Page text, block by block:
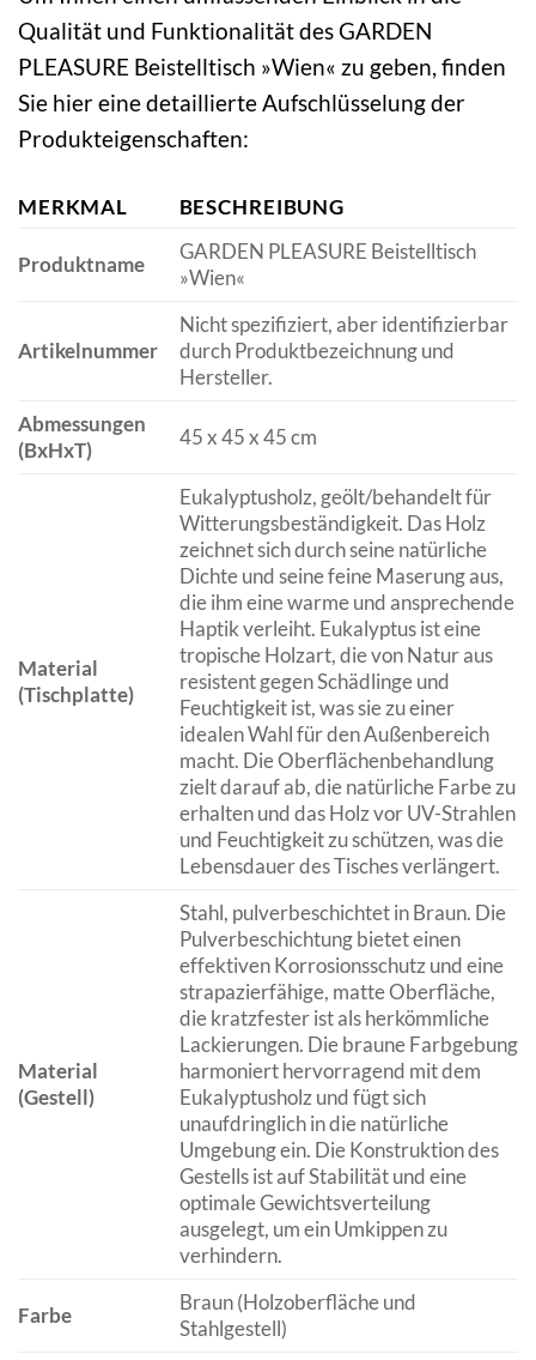
Qualität und Funktionalität des GARDEN
PLEASURE Beistelltisch »Wien« zu geben, finden
Sie hier eine detaillierte Aufschlüsselung der
Produkteigenschaften:
MERKMAL BESCHREIBUNG
Produktname
GARDEN PLEASURE Beistelltisch
»Wien«
Artikelnummer
Nicht spezifiziert, aber identifizierbar
durch Produktbezeichnung und
Hersteller.
Abmessungen
(BxHxT)
45 x 45 x 45 cm
Material
(Tischplatte)
Eukalyptusholz, geölt/behandelt für
Witterungsbeständigkeit. Das Holz
zeichnet sich durch seine natürliche
Dichte und seine feine Maserung aus,
die ihm eine warme und ansprechende
Haptik verleiht. Eukalyptus ist eine
tropische Holzart, die von Natur aus
resistent gegen Schädlinge und
Feuchtigkeit ist, was sie zu einer
idealen Wahl für den Außenbereich
macht. Die Oberflächenbehandlung
zielt darauf ab, die natürliche Farbe zu
erhalten und das Holz vor UV-Strahlen
und Feuchtigkeit zu schützen, was die
Lebensdauer des Tisches verlängert.
Material
(Gestell)
Stahl, pulverbeschichtet in Braun. Die
Pulverbeschichtung bietet einen
effektiven Korrosionsschutz und eine
strapazierfähige, matte Oberfläche,
die kratzfester ist als herkömmliche
Lackierungen. Die braune Farbgebung
harmoniert hervorragend mit dem
Eukalyptusholz und fügt sich
unaufdringlich in die natürliche
Umgebung ein. Die Konstruktion des
Gestells ist auf Stabilität und eine
optimale Gewichtsverteilung
ausgelegt, um ein Umkippen zu
verhindern.
Farbe
Braun (Holzoberfläche und
Stahlgestell)